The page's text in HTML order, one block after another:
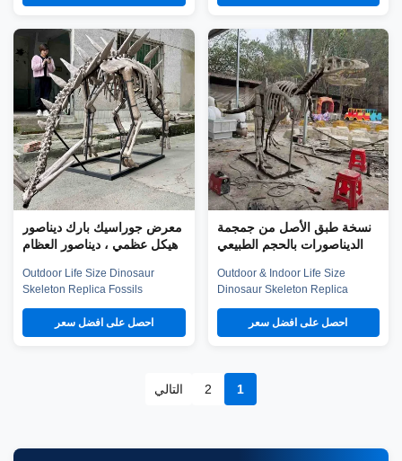
City Red Tiger Culture & Art
2016, which is located in the
hometown of dinosaurs-- Zigong
City, Sichuan Province, and it is
specialized in emerging ...
City Red Tiger Culture & Art
2016, which is located in the
hometown of dinosaurs-- Zigong
City, Sichuan Province, and it is
specialized in emerging
technology ...
نسخة طبق الأصل من جمجمة
الديناصورات بالحجم الطبيعي
طبق الأصل من أحافير
الديناصورات
Outdoor & Indoor Life Size
Dinosaur Skeleton Replica
Model For Sale Company
introduction Zigong City Red
dinosaurs-- Zigong City, Sichuan
احصل على افضل سعر
معرض جوراسيك بارك ديناصور
هيكل عظمي ، ديناصور العظام
Outdoor Life Size Dinosaur
Skeleton Replica Fossils
Company introduction Zigong
City Red Tiger Culture & Art
hometown of dinosaurs-- Zigong
احصل على افضل سعر
2 التالي